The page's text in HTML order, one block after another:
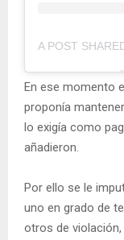
En ese momento
proponía
lo exigía como
añadieron.
Por ello se le
uno en grado de
otros de